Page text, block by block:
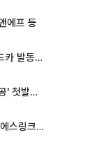
에프 등
코스피, 장중 5%대 급락에 사이드카 발동…삼성·SK 동반 폭락
티웨이항공, 새 이름 '트리니티항공' 첫발…SSC 전략 본격화
트럼프 “자석 사업을 하라”…제이에스링크, 비중국 영구자석 공급망 구축 속도